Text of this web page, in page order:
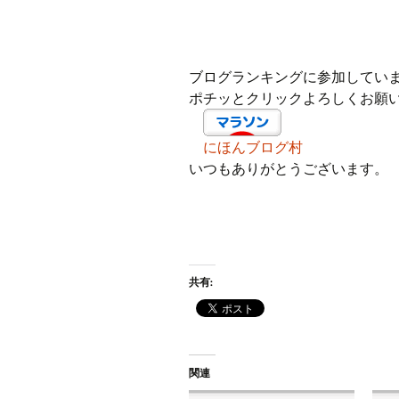
ブログランキングに参加していま
ポチッとクリックよろしくお願
にほんブログ村
いつもありがとうございます。
共有:
関連